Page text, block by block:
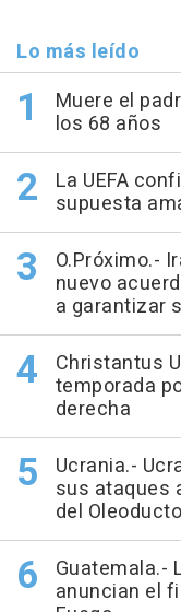
Lo más leído
Muere el
los 68 años
La UEFA
supuesta
O.Próximo.-
nuevo
a garantizar
Christantus
temporada
derecha
Ucrania.-
sus ataques
del
Guatemala.-
anuncian el